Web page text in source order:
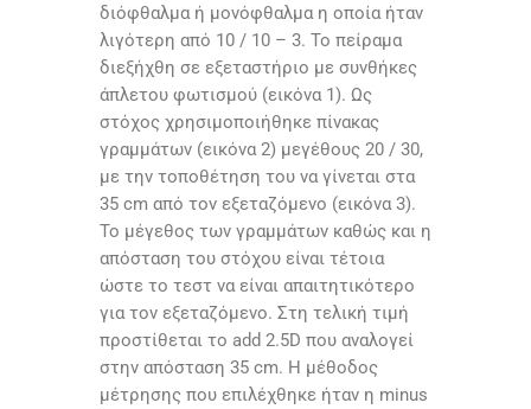
διόφθαλμα ή μονόφθαλμα η οποία ήταν
λιγότερη από 10 / 10 – 3. Το πείραμα
διεξήχθη σε εξεταστήριο με συνθήκες
άπλετου φωτισμού (εικόνα 1). Ως
στόχος χρησιμοποιήθηκε πίνακας
γραμμάτων (εικόνα 2) μεγέθους 20 / 30,
με την τοποθέτηση του να γίνεται στα
35 cm από τον εξεταζόμενο (εικόνα 3).
Το μέγεθος των γραμμάτων καθώς και η
απόσταση του στόχου είναι τέτοια
ώστε το τεστ να είναι απαιτητικότερο
για τον εξεταζόμενο. Στη τελική τιμή
προστίθεται το add 2.5D που αναλογεί
στην απόσταση 35 cm. Η μέθοδος
μέτρησης που επιλέχθηκε ήταν η minus